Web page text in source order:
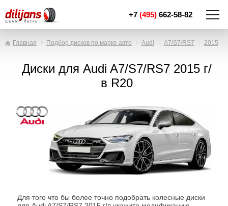
+7 (495) 662-58-82
Главная Подбор дисков по марке авто Audi A7/S7/RS7 2015
Диски для Audi A7/S7/RS7 2015 г/
в R20
Для того что бы более точно подобрать колесные диски